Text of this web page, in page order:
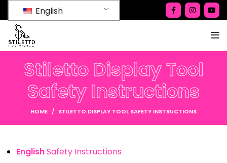
English
Stiletto Display Tool
Safety Instructions
HOME STILETTO DISPLAY TOOL SAFETY INSTRUCTIONS
EnglishSafety Instructions